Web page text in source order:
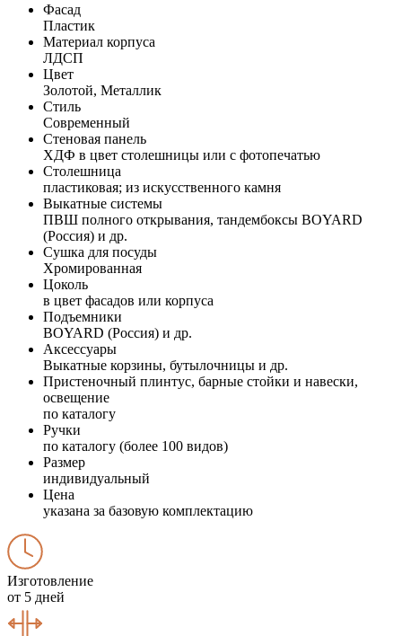
Фасад
Пластик
Материал корпуса
ЛДСП
Цвет
Золотой, Металлик
Стиль
Современный
Стеновая панель
ХДФ в цвет столешницы или с фотопечатью
Столешница
пластиковая; из искусственного камня
Выкатные системы
ПВШ полного открывания, тандембоксы BOYARD
(Россия) и др.
Сушка для посуды
Хромированная
Цоколь
в цвет фасадов или корпуса
Подъемники
BOYARD (Россия) и др.
Аксессуары
Выкатные корзины, бутылочницы и др.
Пристеночный плинтус, барные стойки и навески,
освещение
по каталогу
Ручки
по каталогу (более 100 видов)
Размер
индивидуальный
Цена
указана за базовую комплектацию
Изготовление
от 5 дней